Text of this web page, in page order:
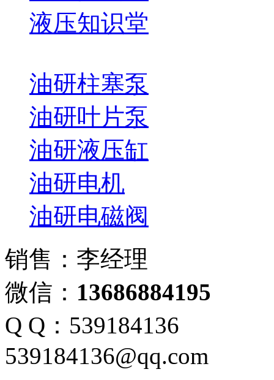
液压知识堂
油研柱塞泵
油研叶片泵
油研液压缸
油研电机
油研电磁阀
销售：李经理
微信： 13686884195
Q Q：539184136
539184136@qq.com